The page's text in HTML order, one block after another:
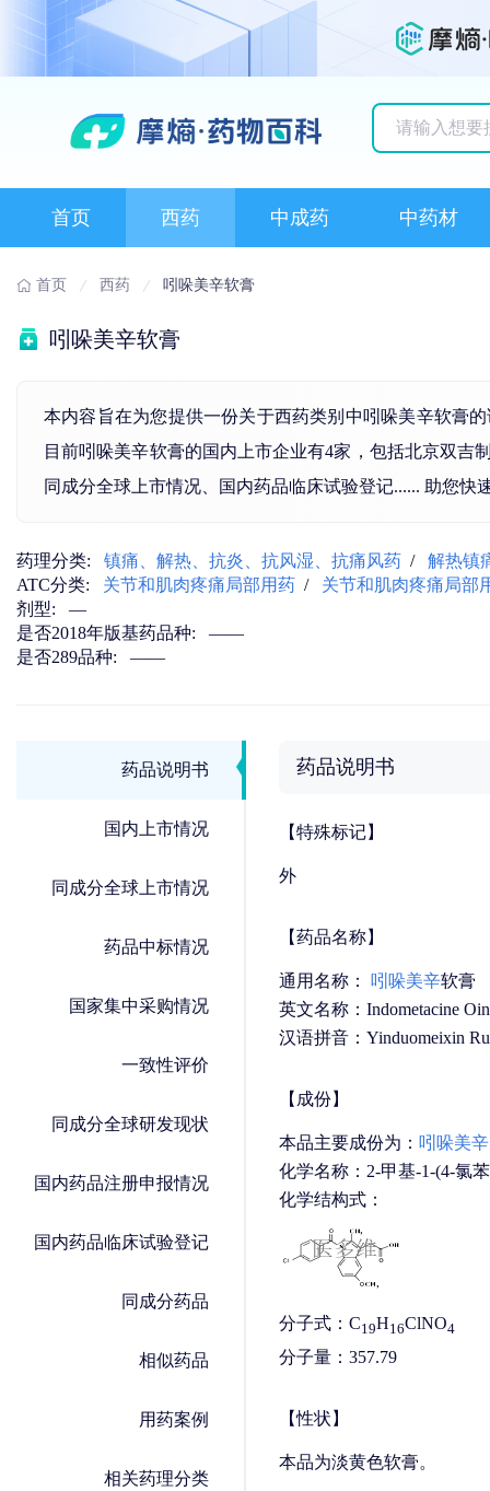
首页 西药 中成药 中药材
首页 西药 吲哚美辛软膏
吲哚美辛软膏
本内容旨在为您提供一份关于西药类别中吲哚美辛软膏
目前吲哚美辛软膏的国内上市企业有4家，包括北京双
同成分全球上市情况、国内药品临床试验登记...... 助您快
药理分类: 镇痛、解热、抗炎、抗风湿、抗痛风药 /
解热镇
ATC分类:
关节和肌肉疼痛局部用药 /
关节和肌肉疼痛局部
剂型:
—
是否2018年版基药品种:
——
是否289品种:
——
药品说明书
国内上市情况
同成分全球上市情况
药品中标情况
国家集中采购情况
一致性评价
同成分全球研发现状
国内药品注册申报情况
国内药品临床试验登记
同成分药品
相似药品
用药案例
相关药理分类
药品说明书
【特殊标记】
外
【药品名称】
通用名称： 吲哚美辛软膏
英文名称：Indometacine
汉语拼音：Yinduomeixin
【成份】
本品主要成份为： 吲哚美辛
化学名称：2-甲基-1-(4-氯
化学结构式：
分子式：C19H16ClNO4
分子量：357.79
【性状】
本品为淡黄色软膏。